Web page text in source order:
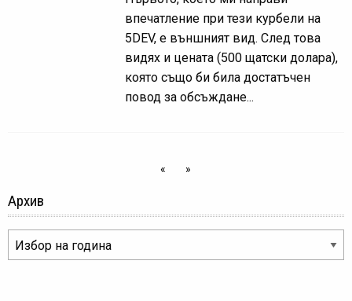
впечатление при тези курбели на
5DEV, е външният вид. След това
видях и цената (500 щатски долара),
която също би била достатъчен
повод за обсъждане...
« »
Архив